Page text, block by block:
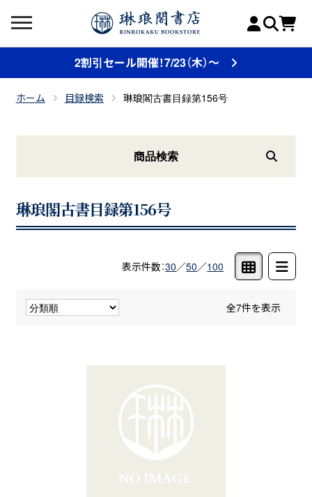
2割引セール開催！7/23（木）～
ホーム 目録検索 琳琅閣古書目録第156号
琳琅閣古書目録第156号
表示件数：30／50／100
全7件を表示
商品検索